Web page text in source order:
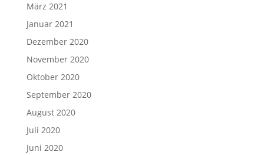
März 2021
Januar 2021
Dezember 2020
November 2020
Oktober 2020
September 2020
August 2020
Juli 2020
Juni 2020